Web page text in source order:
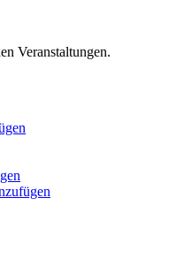
Veranstaltungen.